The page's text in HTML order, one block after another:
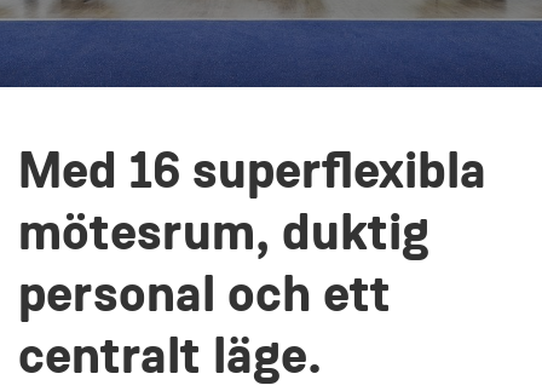
Med 16 superflexibla
mötesrum, duktig
personal och ett
centralt läge.